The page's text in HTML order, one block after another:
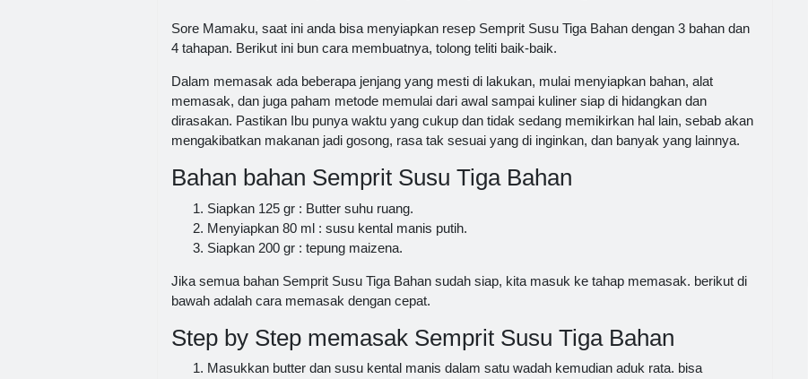
Sore Mamaku, saat ini anda bisa menyiapkan resep Semprit Susu Tiga Bahan dengan 3 bahan dan
4 tahapan. Berikut ini bun cara membuatnya, tolong teliti baik-baik.
Dalam memasak ada beberapa jenjang yang mesti di lakukan, mulai menyiapkan bahan, alat
memasak, dan juga paham metode memulai dari awal sampai kuliner siap di hidangkan dan
dirasakan. Pastikan Ibu punya waktu yang cukup dan tidak sedang memikirkan hal lain, sebab akan
mengakibatkan makanan jadi gosong, rasa tak sesuai yang di inginkan, dan banyak yang lainnya.
Bahan bahan Semprit Susu Tiga Bahan
Siapkan 125 gr : Butter suhu ruang.
Menyiapkan 80 ml : susu kental manis putih.
Siapkan 200 gr : tepung maizena.
Jika semua bahan Semprit Susu Tiga Bahan sudah siap, kita masuk ke tahap memasak. berikut di
bawah adalah cara memasak dengan cepat.
Step by Step memasak Semprit Susu Tiga Bahan
Masukkan butter dan susu kental manis dalam satu wadah kemudian aduk rata. bisa